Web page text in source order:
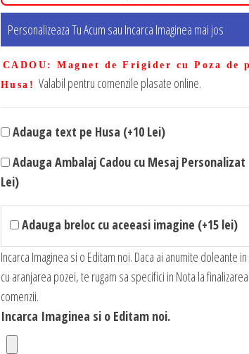
Personalizeaza Tu Acum sau Incarca Imaginea mai jos
CADOU : Magnet de Frigider cu Poza de
Husa! Valabil pentru comenzile plasate online.
Adauga text pe Husa (+10 Lei)
Adauga Ambalaj Cadou cu Mesaj Personalizat
Lei)
Adauga breloc cu aceeasi imagine (+15 lei)
Incarca Imaginea si o Editam noi. Daca ai anumite doleante
cu aranjarea pozei, te rugam sa specifici in Nota la finalizarea
comenzii.
Incarca Imaginea si o Editam noi.